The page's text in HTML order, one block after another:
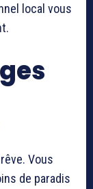
local vous
Vous
de paradis